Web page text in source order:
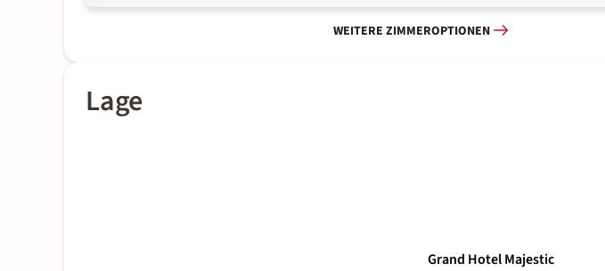
WEITERE ZIMMEROPTIONEN
Lage
Grand Hotel Majestic